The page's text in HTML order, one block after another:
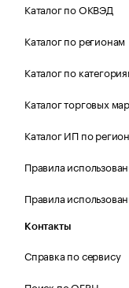
Каталог по ОКВЭД
Каталог по регионам
Каталог по
Каталог торговых
Каталог ИП по
Правила
Правила
Контакты
Справка по сервису